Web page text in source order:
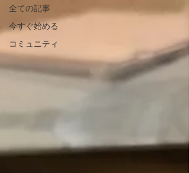
全ての記事
今すぐ始める
コミュニティ